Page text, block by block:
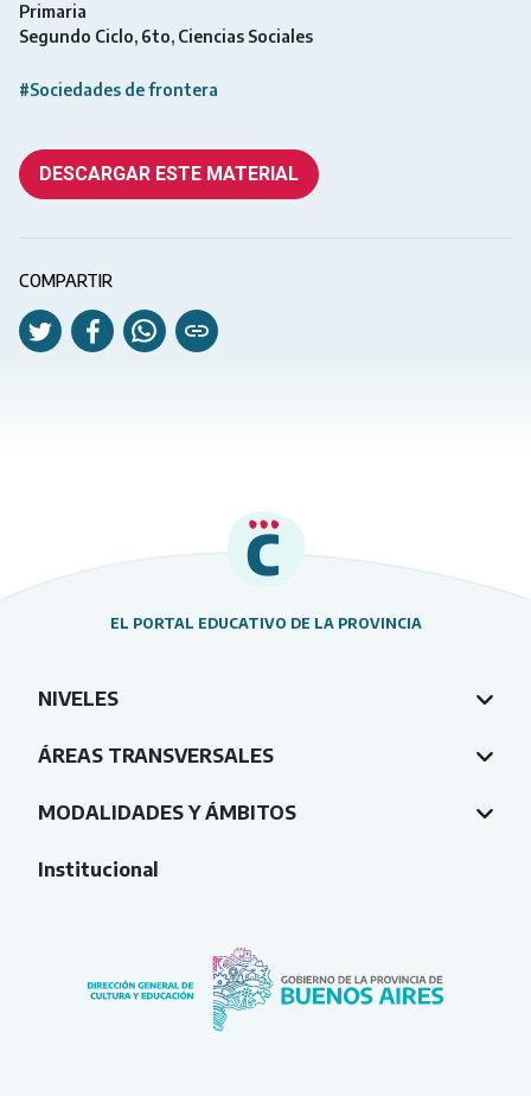
Primaria
Segundo Ciclo 6to Ciencias Sociales
#Sociedades de frontera
DESCARGAR ESTE MATERIAL
COMPARTIR
EL PORTAL EDUCATIVO DE LA PROVINCIA
NIVELES
ÁREAS TRANSVERSALES
MODALIDADES Y ÁMBITOS
Institucional